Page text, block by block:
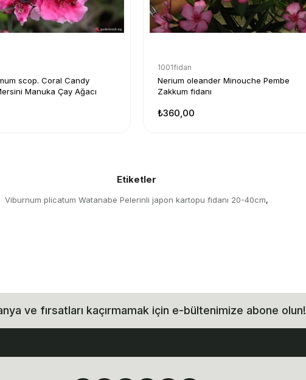
scop. Coral Candy
Manuka Çay Ağacı
1001fidan
Nerium oleander Minouche Pembe
Zakkum fidanı
₺360,00
Etiketler
Viburnum plicatum Watanabe Pelerinli japon kartopu fidanı 20-40cm,
ve fırsatları kaçırmamak için e-bültenimize abone olun!